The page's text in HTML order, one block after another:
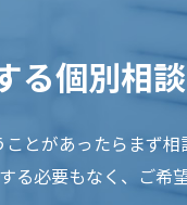
る個別相
とがあったらまず相
る必要もなく、ご希